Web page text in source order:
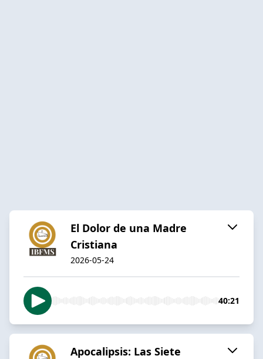
El Dolor de una Madre
Cristiana
2026-05-24
40:21
Apocalipsis: Las Siete